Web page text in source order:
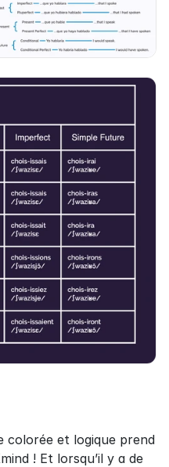
colorée et logique prend
! Et lorsqu’il y a de